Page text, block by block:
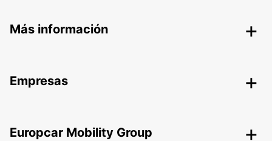
Más información
Empresas
Europcar Mobility Group